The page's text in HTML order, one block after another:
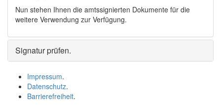
Nun stehen Ihnen die amtssignierten Dokumente für die
weitere Verwendung zur Verfügung.
Signatur prüfen.
Impressum.
Datenschutz.
Barrierefreiheit.